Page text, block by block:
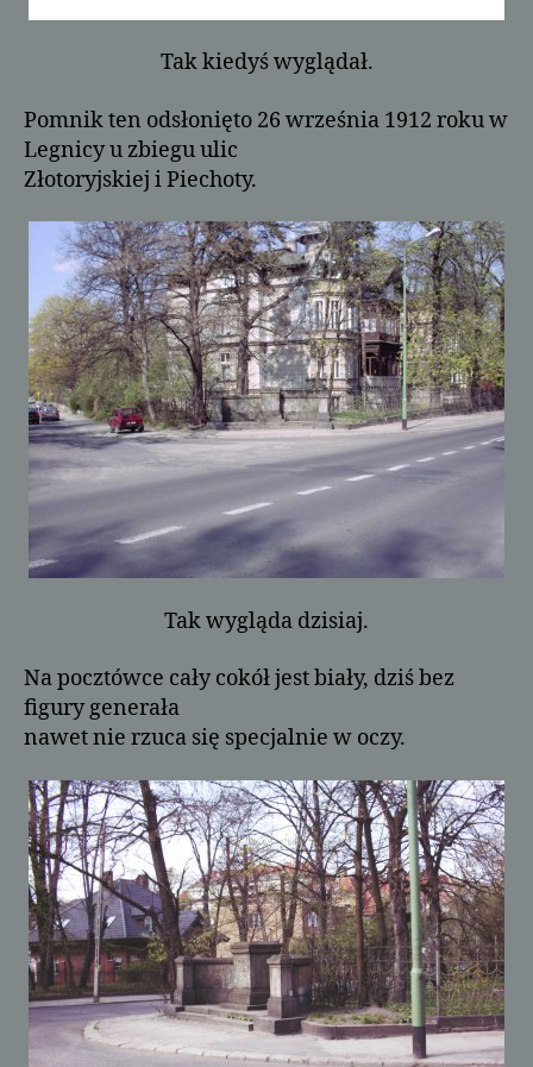
Tak kiedyś wyglądał.
Pomnik ten odsłonięto 26 września 1912 roku w
Legnicy u zbiegu ulic
Złotoryjskiej i Piechoty.
Tak wygląda dzisiaj.
Na pocztówce cały cokół jest biały, dziś bez
figury generała
nawet nie rzuca się specjalnie w oczy.